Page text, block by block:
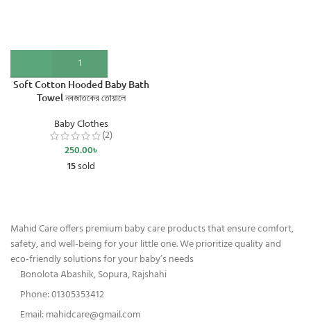
Soft Cotton Hooded Baby Bath
Towel নবজাতকের তোয়ালে
Baby Clothes
(2)
250.00৳
15sold
Mahid Care offers premium baby care products that ensure comfort,
safety, and well-being for your little one. We prioritize quality and
eco-friendly solutions for your baby’s needs
Bonolota Abashik, Sopura, Rajshahi
Phone: 01305353412
Email:mahidcare@gmail.com